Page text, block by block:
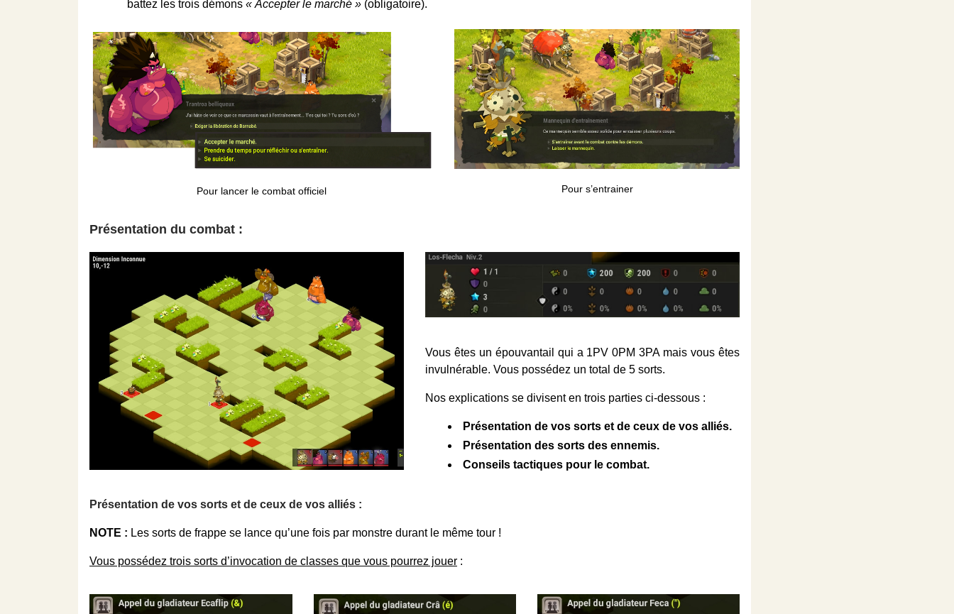
battez les trois démons « Accepter le marché » (obligatoire).
Pour lancer le combat officiel Pour s’entrainer
Présentation du combat :
Vous êtes un épouvantail qui a 1PV 0PM 3PA mais vous êtes
invulnérable. Vous possédez un total de 5 sorts.
Nos explications se divisent en trois parties ci-dessous :
Présentation de vos sorts et de ceux de vos alliés.
Présentation des sorts des ennemis.
Conseils tactiques pour le combat.
Présentation de vos sorts et de ceux de vos alliés :
NOTE : Les sorts de frappe se lance qu’une fois par monstre durant le même tour !
Vous possédez trois sorts d’invocation de classes que vous pourrez jouer :